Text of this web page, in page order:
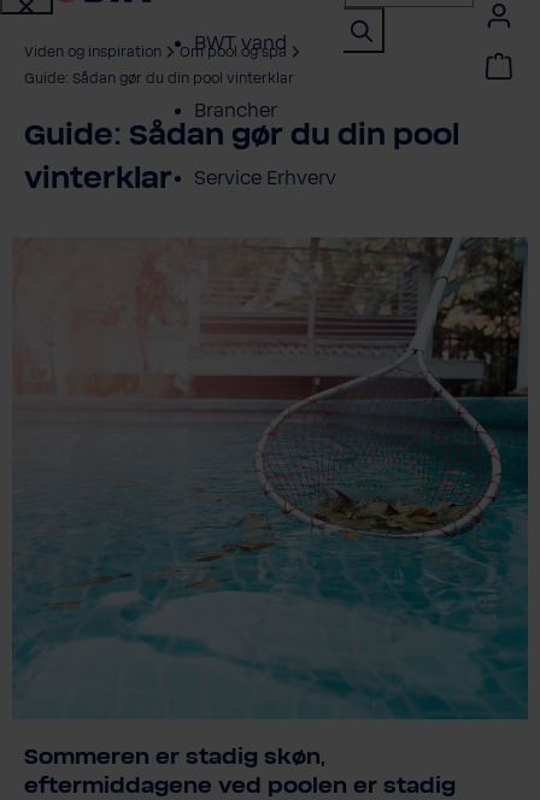
BWT vand
Brancher
Service Erhverv
Shop erhverv
Om BWT
Produktoversigt
Viden og inspiration
Om pool og spa
Guide: Sådan gør du din pool vinterklar
Guide: Sådan gør du din pool
vinterklar
Sommeren er stadig skøn,
eftermiddagene ved poolen er stadig